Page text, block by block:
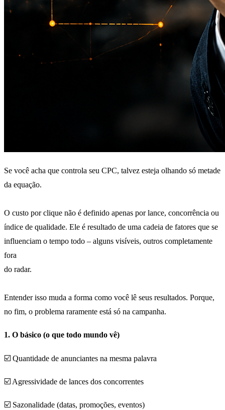
Se você acha que controla seu CPC, talvez esteja olhando só metade
da equação.
O custo por clique não é definido apenas por lance, concorrência ou
índice de qualidade. Ele é resultado de uma cadeia de fatores que se
influenciam o tempo todo – alguns visíveis, outros completamente
fora
do radar.
Entender isso muda a forma como você lê seus resultados. Porque,
no fim, o problema raramente está só na campanha.
1. O básico (o que todo mundo vê)
☑️ Quantidade de anunciantes na mesma palavra
☑️ Agressividade de lances dos concorrentes
☑️ Sazonalidade (datas, promoções, eventos)